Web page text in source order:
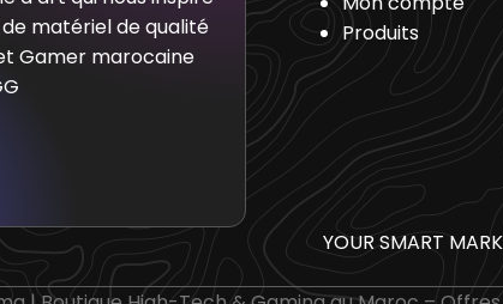
matériel de qualité
Gamer marocaine
Produits
YOUR SMART